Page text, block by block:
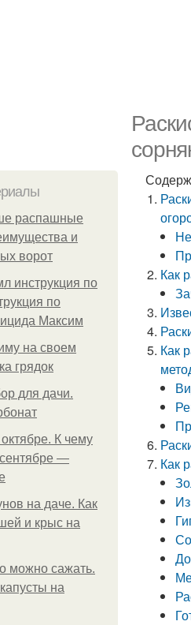
распашные
и
ворот
инструкция по
по
Максим
на своем
грядок
для дачи.
К чему
—
на даче. Как
и крыс на
можно сажать.
на
Как
Как
Как